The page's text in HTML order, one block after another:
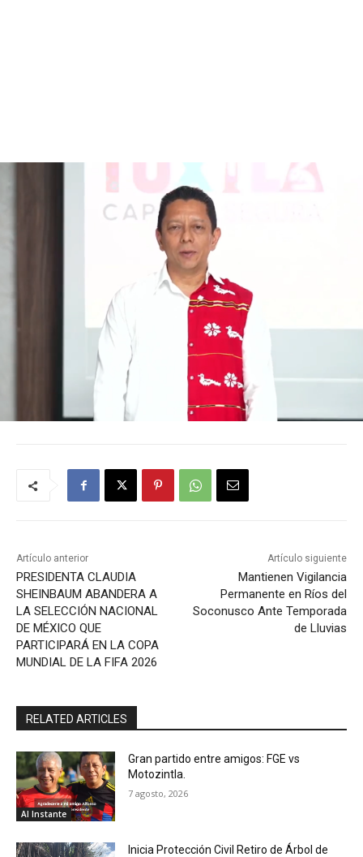
Artículo anterior
PRESIDENTA CLAUDIA
SHEINBAUM ABANDERA A
LA SELECCIÓN NACIONAL
DE MÉXICO QUE
PARTICIPARÁ EN LA COPA
MUNDIAL DE LA FIFA 2026
Artículo siguiente
Mantienen Vigilancia
Permanente en Ríos del
Soconusco Ante Temporada
de Lluvias
RELATED ARTICLES
Al Instante
Gran partido entre amigos: FGE vs
Motozintla.
7 agosto, 2026
Inicia Protección Civil Retiro de Árbol de